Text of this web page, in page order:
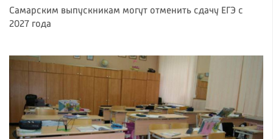
Самарским выпускникам могут отменить сдачу ЕГЭ с
2027 года